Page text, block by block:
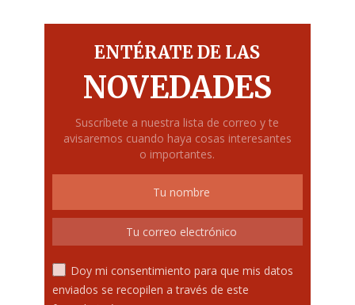
ENTÉRATE DE LAS
NOVEDADES
Suscríbete a nuestra lista de correo y te
avisaremos cuando haya cosas interesantes
o importantes.
Doy mi consentimiento para que mis datos
enviados se recopilen a través de este